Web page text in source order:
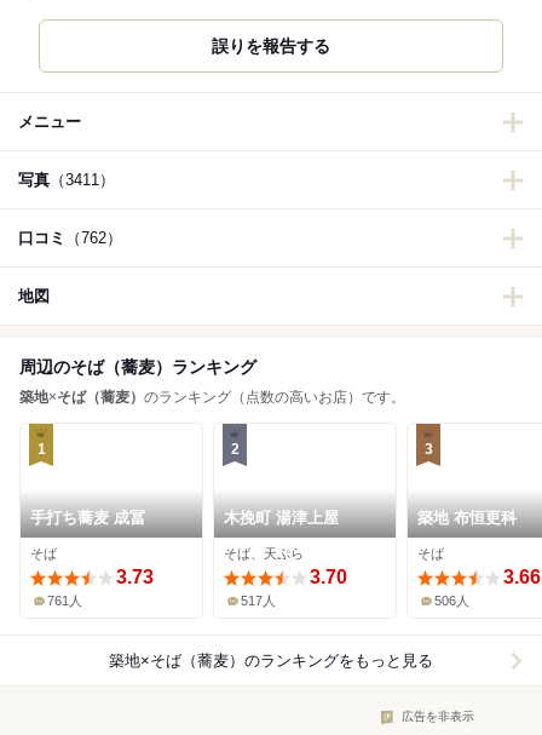
誤りを報告する
メニュー
写真 （3411）
口コミ （762）
地図
周辺のそば（蕎麦）ランキング
築地×そば（蕎麦） のランキング（点数の高いお店）です。
1
手打ち蕎麦 成冨
そば
3.73
761人
2
木挽町 湯津上屋
そば、天ぷら
3.70
517人
3
築地 布恒更科
そば
3.66
506人
築地×そば（蕎麦） のランキングをもっと見る
広告を非表示